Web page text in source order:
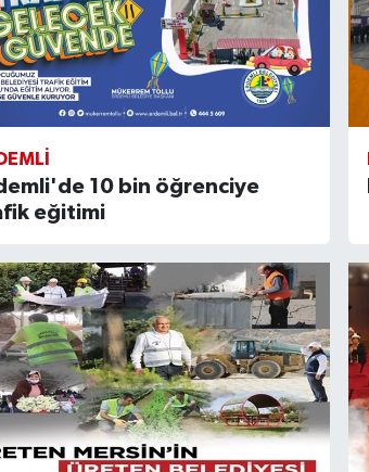
10 bin öğrenciye
eğitimi